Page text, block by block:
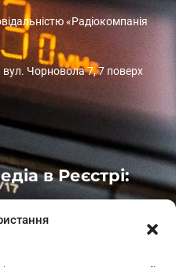
«Радіокомпанія
вул. Чорновола 7, 7 поверх
в Реєстрі: